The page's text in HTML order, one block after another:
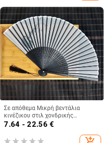
Σε απόθεμα Μικρή βεντάλια
κινέζικου στιλ χονδρικής
απομίμηση μεταξωτής κεφαλής
μικρή ανδρική βεντάλια με σχέδιο
7.64 - 22.56 €